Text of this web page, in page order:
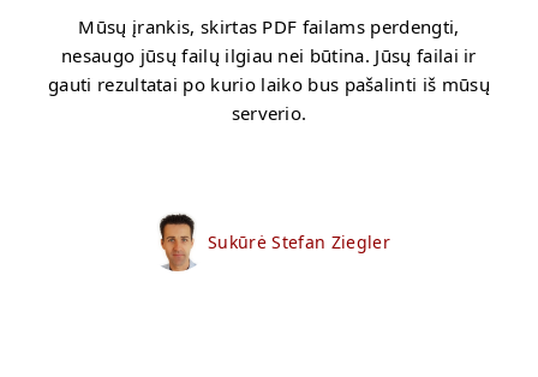
Mūsų įrankis, skirtas PDF failams perdengti,
nesaugo jūsų failų ilgiau nei būtina. Jūsų failai ir
gauti rezultatai po kurio laiko bus pašalinti iš mūsų
serverio.
Sukūrė Stefan Ziegler